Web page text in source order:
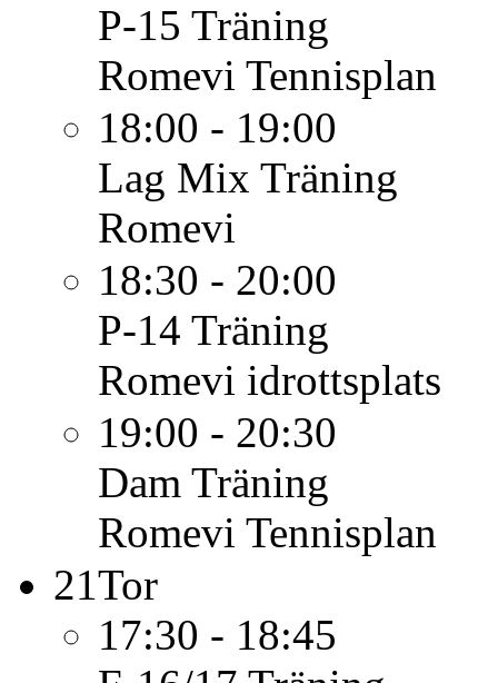
P-15 Träning
Romevi Tennisplan
18:00 - 19:00
Lag Mix Träning
Romevi
18:30 - 20:00
P-14 Träning
Romevi idrottsplats
19:00 - 20:30
Dam Träning
Romevi Tennisplan
21Tor
17:30 - 18:45